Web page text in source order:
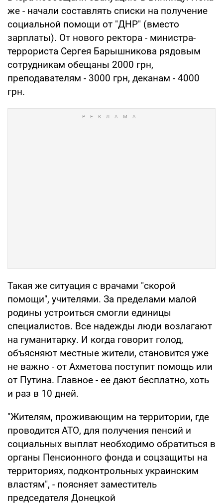
же - начали составлять списки на получение
социальной помощи от "ДНР" (вместо
зарплаты). От нового ректора - министра-
террориста Сергея Барышникова рядовым
сотрудникам обещаны 2000 грн,
преподавателям - 3000 грн, деканам - 4000
грн.
Такая же ситуация с врачами "скорой
помощи", учителями. За пределами малой
родины устроиться смогли единицы
специалистов. Все надежды люди возлагают
на гуманитарку. И когда говорит голод,
объясняют местные жители, становится уже
не важно - от Ахметова поступит помощь или
от Путина. Главное - ее дают бесплатно, хоть
и раз в 10 дней.
"Жителям, проживающим на территории, где
проводится АТО, для получения пенсий и
социальных выплат необходимо обратиться в
органы Пенсионного фонда и соцзащиты на
территориях, подконтрольных украинским
властям", - поясняет заместитель
председателя Донецкой